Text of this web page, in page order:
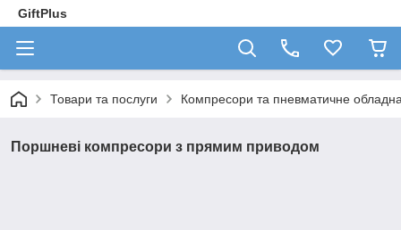
GiftPlus
Товари та послуги Компресори та пневматичне
Поршневі компресори з прямим приводом